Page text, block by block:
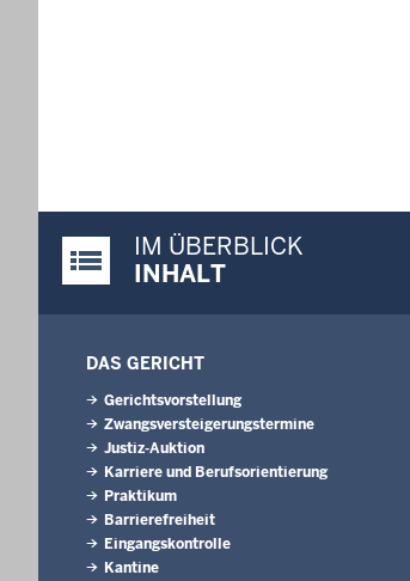
Justiz-Portal im Überblick:
IM ÜBERBLICK
INHALT
DAS GERICHT
Gerichtsvorstellung
Zwangsversteigerungs­termine
Justiz-Auktion
Karriere und Berufsorientierung
Praktikum
Barrierefreiheit
Eingangskontrolle
Kantine